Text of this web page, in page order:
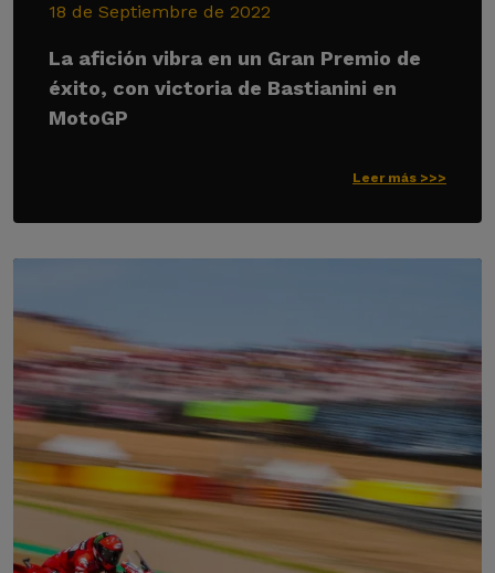
18 de Septiembre de 2022
La afición vibra en un Gran Premio de
éxito, con victoria de Bastianini en
MotoGP
Leer más >>>